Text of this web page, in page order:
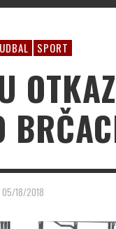
SPORT
05/18/2018